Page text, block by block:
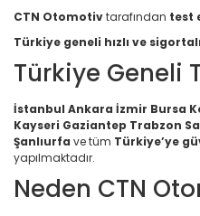
CTN Otomotivtarafından test
Türkiye geneli hızlı ve
Türkiye Geneli
İstanbul Ankara İzmir Bursa
Kayseri Gaziantep Trabzon
Şanlıurfa ve tüm Türkiye’ye
yapılmaktadır.
Neden CTN